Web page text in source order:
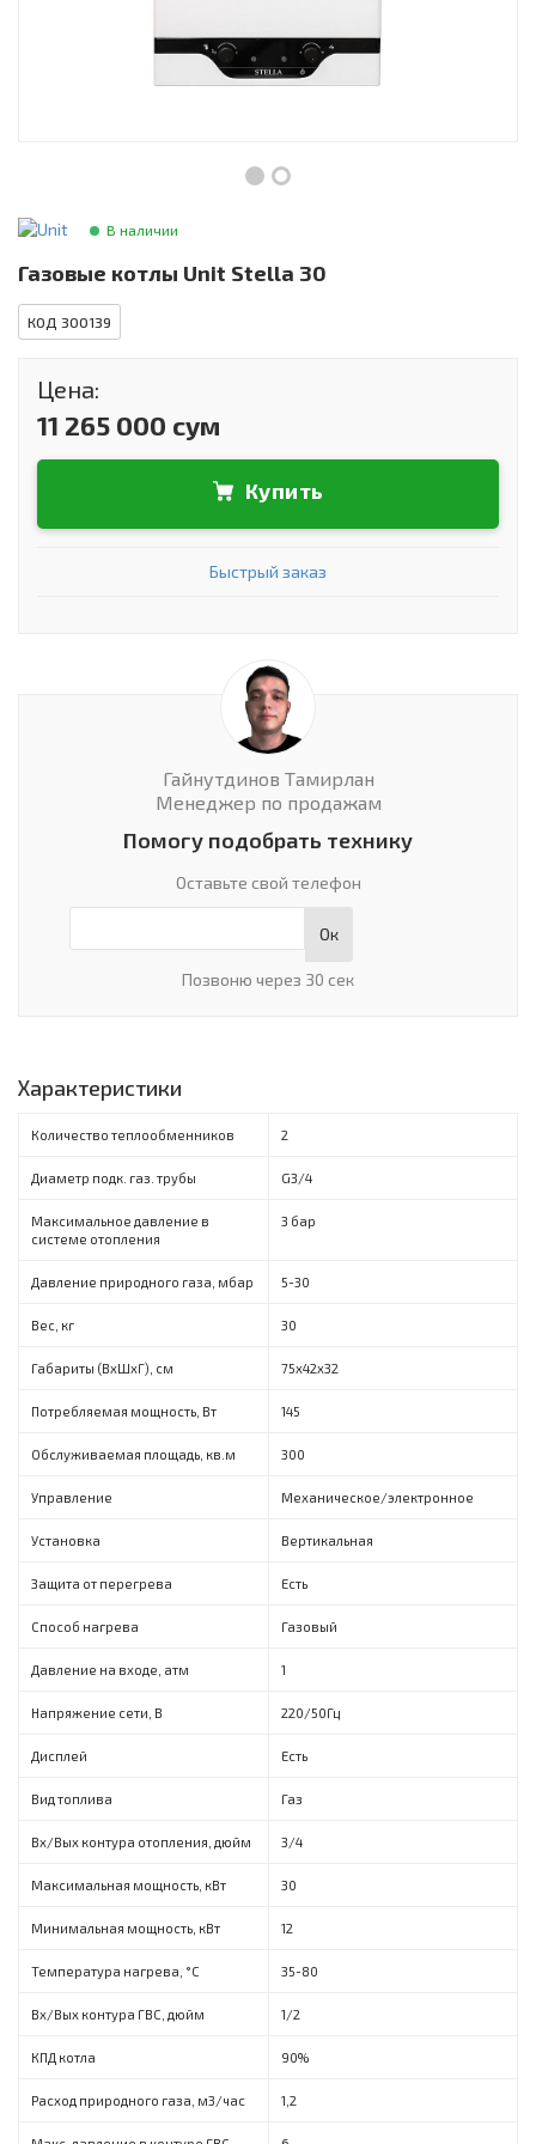
Товары для дома
В наличии
Газовые котлы Unit Stella 30
КОД 300139
Цена:
11 265 000 сум
Купить
Быстрый заказ
Гайнутдинов Тамирлан
Менеджер по продажам
Помогу подобрать технику
Оставьте свой телефон
Ок
Позвоню через 30 сек
Характеристики
Количество теплообменников 2
Диаметр подк. газ. трубы G3/4
Максимальное давление в
системе отопления
3 бар
Давление природного газа, мбар 5-30
Вес, кг 30
Габариты (ВxШxГ), см 75x42x32
Потребляемая мощность, Вт 145
Обслуживаемая площадь, кв.м 300
Управление Механическое/электронное
Установка Вертикальная
Защита от перегрева Есть
Способ нагрева Газовый
Давление на входе, атм 1
Напряжение сети, В 220/50Гц
Дисплей Есть
Вид топлива Газ
Вх/Вых контура отопления, дюйм 3/4
Максимальная мощность, кBт 30
Минимальная мощность, кВт 12
Температура нагрева, °C 35-80
Вх/Вых контура ГВС, дюйм 1/2
КПД котла 90%
Расход природного газа, м3/час 1,2